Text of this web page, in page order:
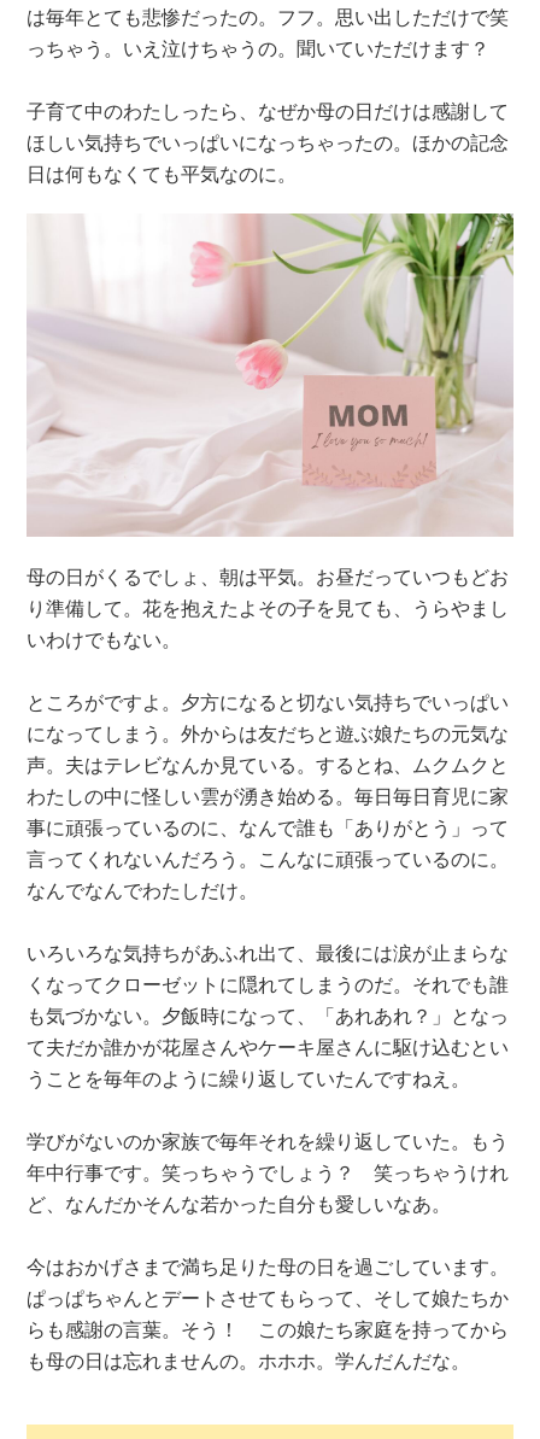
は毎年とても悲惨だったの。フフ。思い出しただけで笑
っちゃう。いえ泣けちゃうの。聞いていただけます？
子育て中のわたしったら、なぜか母の日だけは感謝して
ほしい気持ちでいっぱいになっちゃったの。ほかの記念
日は何もなくても平気なのに。
母の日がくるでしょ、朝は平気。お昼だっていつもどお
り準備して。花を抱えたよその子を見ても、うらやまし
いわけでもない。
ところがですよ。夕方になると切ない気持ちでいっぱい
になってしまう。外からは友だちと遊ぶ娘たちの元気な
声。夫はテレビなんか見ている。するとね、ムクムクと
わたしの中に怪しい雲が湧き始める。毎日毎日育児に家
事に頑張っているのに、なんで誰も「ありがとう」って
言ってくれないんだろう。こんなに頑張っているのに。
なんでなんでわたしだけ。
いろいろな気持ちがあふれ出て、最後には涙が止まらな
くなってクローゼットに隠れてしまうのだ。それでも誰
も気づかない。夕飯時になって、「あれあれ？」となっ
て夫だか誰かが花屋さんやケーキ屋さんに駆け込むとい
うことを毎年のように繰り返していたんですねえ。
学びがないのか家族で毎年それを繰り返していた。もう
年中行事です。笑っちゃうでしょう？ 笑っちゃうけれ
ど、なんだかそんな若かった自分も愛しいなあ。
今はおかげさまで満ち足りた母の日を過ごしています。
ぱっぱちゃんとデートさせてもらって、そして娘たちか
らも感謝の言葉。そう！ この娘たち家庭を持ってから
も母の日は忘れませんの。ホホホ。学んだんだな。